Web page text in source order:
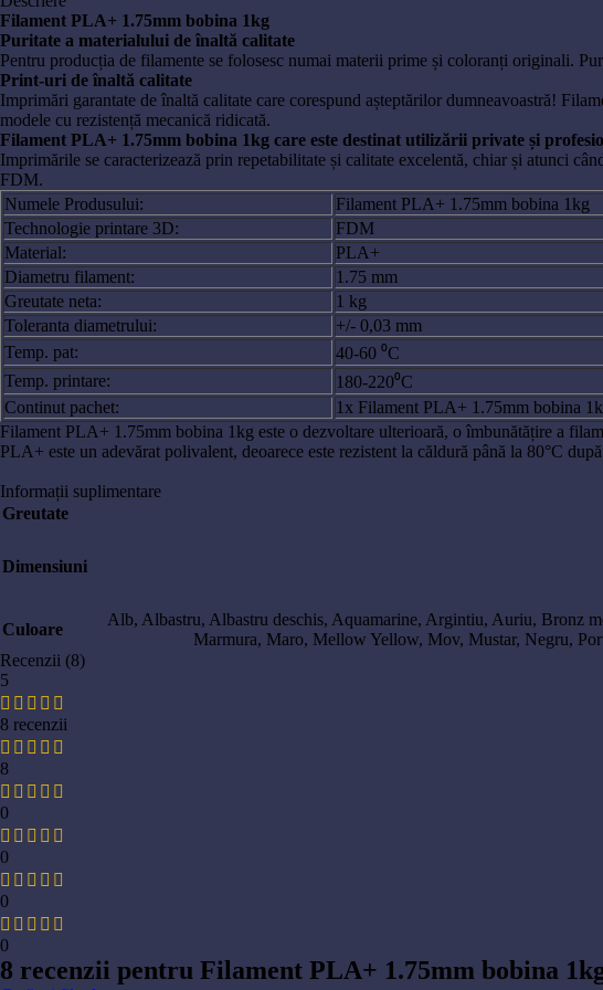
Filament PLA+ 1.75mm bobina 1kg
Puritate a materialului de înaltă calitate
Pentru producția de filamente se folosesc numai materii prime și coloranți originali.
Print-uri de înaltă calitate
Imprimări garantate de înaltă calitate care corespund așteptărilor dumneavoastră!
modele cu rezistență mecanică ridicată.
Filament PLA+ 1.75mm bobina 1kg care este destinat utilizării private și
Imprimările se caracterizează prin repetabilitate și calitate excelentă, chiar și atunci
FDM.
Numele Produsului:
Filament PLA+ 1.75mm bobina 1kg
Technologie printare 3D:
FDM
Material:
PLA+
Diametru filament:
1.75 mm
Greutate neta:
1 kg
Toleranta diametrului:
+/- 0,03 mm
Temp. pat:
40-60 ⁰C
Temp. printare:
180-220⁰C
Continut pachet:
1x Filament PLA+ 1.75mm bobina
Filament PLA+ 1.75mm bobina 1kg este o dezvoltare ulterioară, o îmbunătățire a
PLA+ este un adevărat polivalent, deoarece este rezistent la căldură până la 80°C
Informații suplimentare
Greutate
Dimensiuni
Culoare
Alb, Albastru, Albastru deschis, Aquamarine, Argintiu, Auriu, Bronz
Marmura, Maro, Mellow Yellow, Mov, Mustar, Negru,
Recenzii (8)
5
8 recenzii
8
0
0
0
0
8 recenzii pentru Filament PLA+ 1.75mm bobina